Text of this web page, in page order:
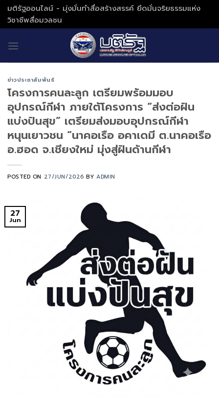
Skip
to
content
มติรัฐออนไลน์ - มุ่งมั่นทำสื่อสร้างสรรค์ ยึดมั่นจริยธรรมแห่ง
วิชาชีพสื่อมวลชน
ข่าวประชาสัมพันธ์
โครงการคนละลูก เตรียมพร้อมมอบ
อุปกรณ์กีฬา ภายใต้โครงการ “ส่งต่อฝัน
แบ่งปันสุข” เตรียมส่งมอบอุปกรณ์กีฬา
หนุนเยาวชน “นาคอเรือ อคาเดมี ต.นาคอเรือ
อ.ฮอด จ.เชียงใหม่ มุ่งสู่ฝันด้านกีฬา
POSTED ON 27/JUN/2026 BYADMIN
27
Jun